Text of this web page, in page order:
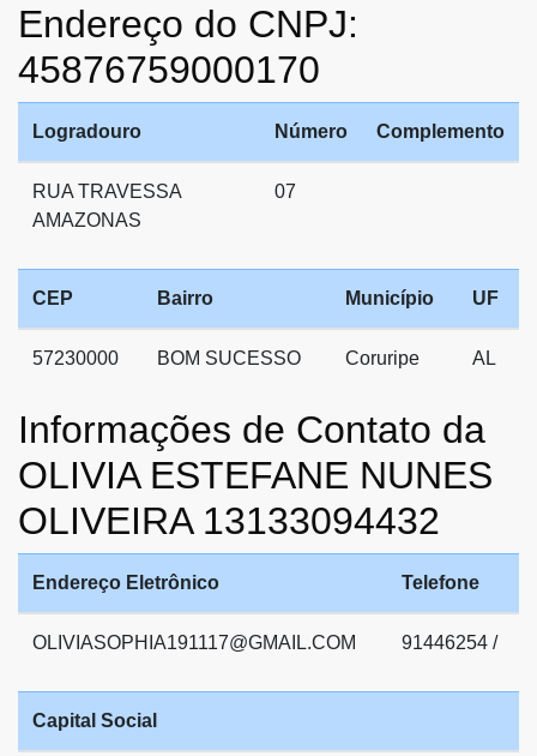
Endereço do CNPJ:
45876759000170
Logradouro Número Complemento
RUA TRAVESSA
AMAZONAS
07
CEP Bairro Município UF
57230000 BOM SUCESSO Coruripe AL
Informações de Contato da
OLIVIA ESTEFANE NUNES
OLIVEIRA 13133094432
Endereço Eletrônico Telefone
OLIVIASOPHIA191117@GMAIL.COM 91446254 /
Capital Social